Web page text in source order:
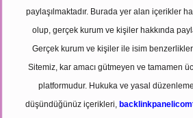
paylaşılmaktadır. Burada yer alan içerikler
olup, gerçek kurum ve kişiler hakkında
Gerçek kurum ve kişiler ile isim
Sitemiz, kar amacı gütmeyen ve tamamen
platformudur. Hukuka ve yasal
düşündüğünüz içerikleri,